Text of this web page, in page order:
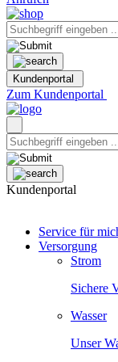
Kundenportal
Zum Kundenportal
Kundenportal
Service für
Versorgung
Strom
Sichere
Wasser
Unser